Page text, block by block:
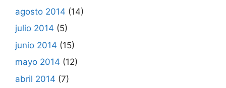
agosto 2014 (14)
julio 2014 (5)
junio 2014 (15)
mayo 2014 (12)
abril 2014 (7)